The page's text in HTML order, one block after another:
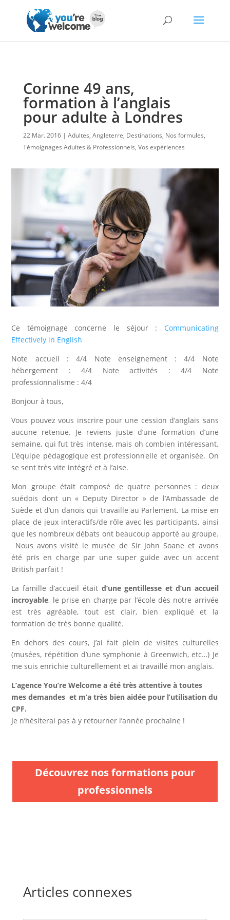
Corinne 49 ans,
formation à l’anglais
pour adulte à Londres
22 Mar. 2016 Adultes, Angleterre, Destinations, Nos formules,
Témoignages Adultes & Professionnels, Vos expériences
Ce témoignage concerne le séjour : Communicating
Effectively in English
Note accueil : 4/4 Note enseignement : 4/4 Note
hébergement : 4/4 Note activités : 4/4 Note
professionnalisme : 4/4
Bonjour à tous,
Vous pouvez vous inscrire pour une cession d’anglais sans
aucune retenue. Je reviens juste d’une formation d’une
semaine, qui fut très intense, mais oh combien intéressant.
L’équipe pédagogique est professionnelle et organisée. On
se sent très vite intégré et à l’aise.
Mon groupe était composé de quatre personnes : deux
suédois dont un « Deputy Director » de l’Ambassade de
Suède et d’un danois qui travaille au Parlement. La mise en
place de jeux interactifs/de rôle avec les participants, ainsi
que les nombreux débats ont beaucoup apporté au groupe.
Nous avons visité le musée de Sir John Soane et avons
été pris en charge par une super guide avec un accent
British parfait !
La famille d’accueil était d’une gentillesse et d’un accueil
incroyable, le prise en charge par l’école dès notre arrivée
est très agréable, tout est clair, bien expliqué et la
formation de très bonne qualité.
En dehors des cours, j’ai fait plein de visites culturelles
(musées, répétition d’une symphonie à Greenwich, etc…) Je
me suis enrichie culturellement et ai travaillé mon anglais.
L’agence You’re Welcome a été très attentive à toutes
mes demandes et m’a très bien aidée pour l’utilisation du
CPF.
Je n’hésiterai pas à y retourner l’année prochaine !
Découvrez nos formations pour
professionnels
Articles connexes